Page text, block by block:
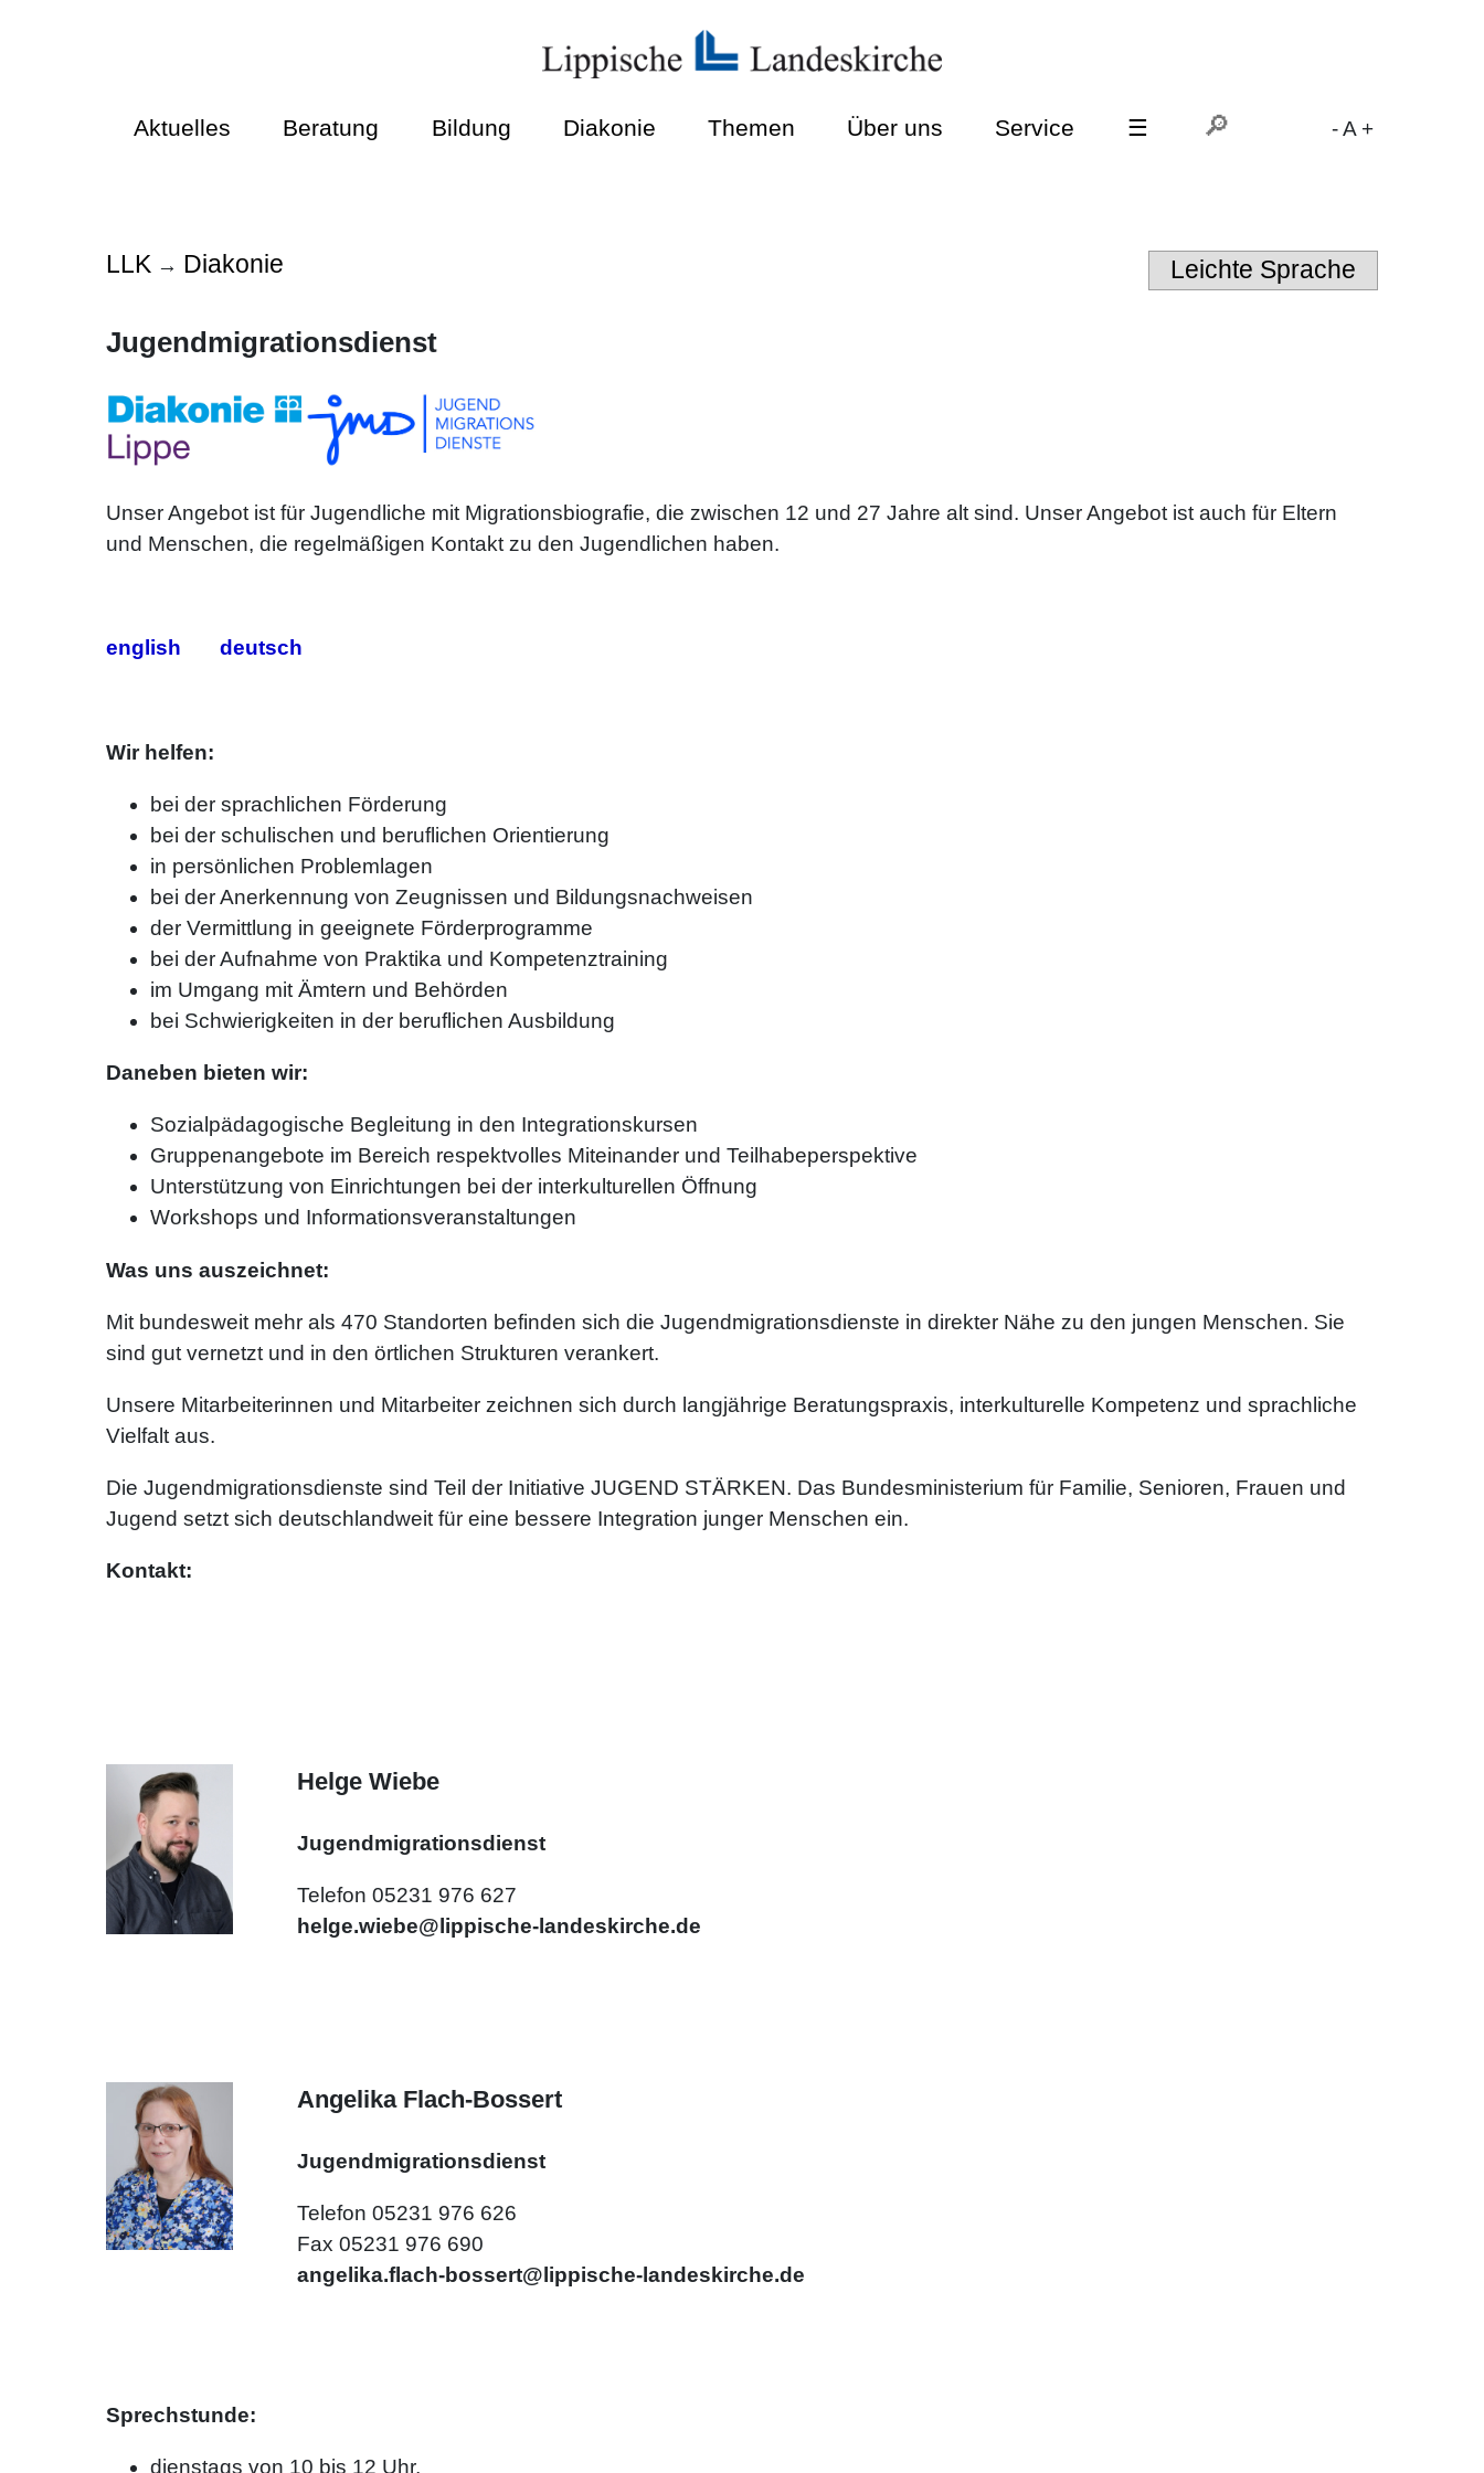
Aktuelles Beratung Bildung Diakonie Themen Über uns Service ☰ -A +
LLK→ Diakonie Leichte Sprache
Jugendmigrationsdienst
Unser Angebot ist für Jugendliche mit Migrationsbiografie, die zwischen 12 und 27 Jahre alt sind. Unser Angebot ist auch für Eltern
und Menschen, die regelmäßigen Kontakt zu den Jugendlichen haben.
english deutsch
Wir helfen:
bei der sprachlichen Förderung
bei der schulischen und beruflichen Orientierung
in persönlichen Problemlagen
bei der Anerkennung von Zeugnissen und Bildungsnachweisen
der Vermittlung in geeignete Förderprogramme
bei der Aufnahme von Praktika und Kompetenztraining
im Umgang mit Ämtern und Behörden
bei Schwierigkeiten in der beruflichen Ausbildung
Daneben bieten wir:
Sozialpädagogische Begleitung in den Integrationskursen
Gruppenangebote im Bereich respektvolles Miteinander und Teilhabeperspektive
Unterstützung von Einrichtungen bei der interkulturellen Öffnung
Workshops und Informationsveranstaltungen
Was uns auszeichnet:
Mit bundesweit mehr als 470 Standorten befinden sich die Jugendmigrationsdienste in direkter Nähe zu den jungen Menschen. Sie
sind gut vernetzt und in den örtlichen Strukturen verankert.
Unsere Mitarbeiterinnen und Mitarbeiter zeichnen sich durch langjährige Beratungspraxis, interkulturelle Kompetenz und sprachliche
Vielfalt aus.
Die Jugendmigrationsdienste sind Teil der Initiative JUGEND STÄRKEN. Das Bundesministerium für Familie, Senioren, Frauen und
Jugend setzt sich deutschlandweit für eine bessere Integration junger Menschen ein.
Kontakt:
Helge Wiebe
Jugendmigrationsdienst
Telefon 05231 976 627
helge.wiebe@lippische-landeskirche.de
Angelika Flach-Bossert
Jugendmigrationsdienst
Telefon 05231 976 626
Fax 05231 976 690
angelika.flach-bossert@lippische-landeskirche.de
Sprechstunde:
dienstags von 10 bis 12 Uhr,